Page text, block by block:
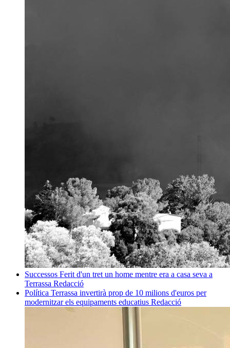
Successos Ferit d'un tret un home mentre era a casa seva a
Terrassa Redacció
Política Terrassa invertirà prop de 10 milions d'euros per
modernitzar els equipaments educatius Redacció